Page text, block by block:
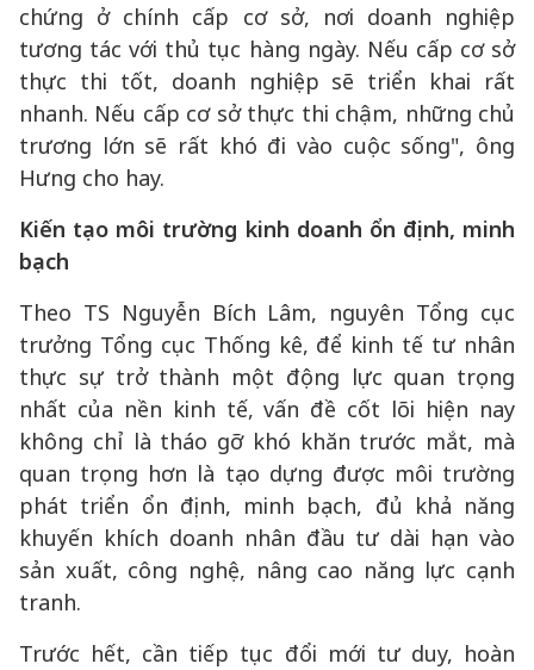
chứng ở chính cấp cơ sở, nơi doanh nghiệp
tương tác với thủ tục hàng ngày. Nếu cấp cơ sở
thực thi tốt, doanh nghiệp sẽ triển khai rất
nhanh. Nếu cấp cơ sở thực thi chậm, những chủ
trương lớn sẽ rất khó đi vào cuộc sống", ông
Hưng cho hay.
Kiến tạo môi trường kinh doanh ổn định, minh
bạch
Theo TS Nguyễn Bích Lâm, nguyên Tổng cục
trưởng Tổng cục Thống kê, để kinh tế tư nhân
thực sự trở thành một động lực quan trọng
nhất của nền kinh tế, vấn đề cốt lõi hiện nay
không chỉ là tháo gỡ khó khăn trước mắt, mà
quan trọng hơn là tạo dựng được môi trường
phát triển ổn định, minh bạch, đủ khả năng
khuyến khích doanh nhân đầu tư dài hạn vào
sản xuất, công nghệ, nâng cao năng lực cạnh
tranh.
Trước hết, cần tiếp tục đổi mới tư duy, hoàn